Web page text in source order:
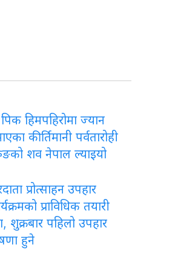
पिक हिमपहिरोमा ज्यान
कीर्तिमानी पर्वतारोही
शव नेपाल ल्याइयो
प्रोत्साहन उपहार
प्राविधिक तयारी
शुक्रबार पहिलो उपहार
हुने